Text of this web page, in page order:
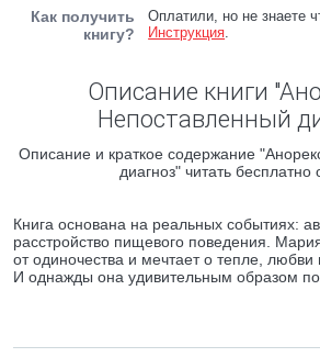
Как получить
книгу?
Оплатили, но не знаете
Инструкция.
Описание книги
Непоставленный
Описание и краткое содержание
диагноз" читать бесплатно
Книга основана на реальных событиях:
расстройство пищевого поведения.
от одиночества и мечтает о тепле, любви
И однажды она удивительным образом